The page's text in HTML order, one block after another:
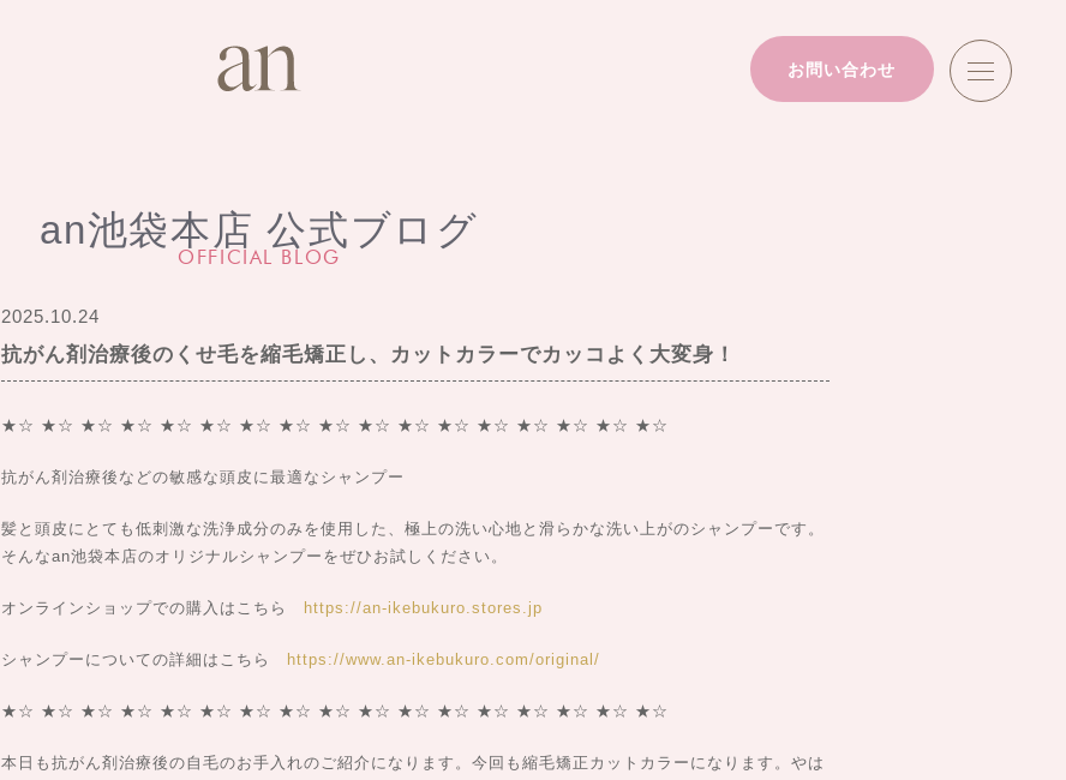
お問い合わせ
OFFICIAL BLOG
an池袋本店 公式ブログ
2025.10.24
抗がん剤治療後のくせ毛を縮毛矯正し、カットカラーでカッコよく大変身！
★☆ ★☆ ★☆ ★☆ ★☆ ★☆ ★☆ ★☆ ★☆ ★☆ ★☆ ★☆ ★☆ ★☆ ★☆ ★☆ ★☆
抗がん剤治療後などの敏感な頭皮に最適なシャンプー
髪と頭皮にとても低刺激な洗浄成分のみを使用した、極上の洗い心地と滑らかな洗い上がのシャンプーです。
そんなan池袋本店のオリジナルシャンプーをぜひお試しください。
オンラインショップでの購入はこちら https://an-ikebukuro.stores.jp
シャンプーについての詳細はこちら https://www.an-ikebukuro.com/original/
★☆ ★☆ ★☆ ★☆ ★☆ ★☆ ★☆ ★☆ ★☆ ★☆ ★☆ ★☆ ★☆ ★☆ ★☆ ★☆ ★☆
本日も抗がん剤治療後の自毛のお手入れのご紹介になります。今回も縮毛矯正カットカラーになります。やは